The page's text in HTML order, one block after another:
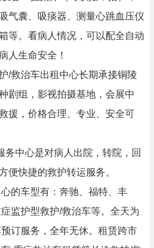
气囊、吸痰器、测量心跳血压仪
等。看病人情况，可以配全自动
人生命安全！
/救治车出租中心长期承接铜陵
剧组，影视拍摄基地，会展中
援，价格合理、专业、安全可
务中心是对病人出院，转院，回
便快捷的救护转运服务。
的车型有：奔驰、福特、丰
监护型救护/救治车等。全天为
订服务，全年无休。租赁跨市